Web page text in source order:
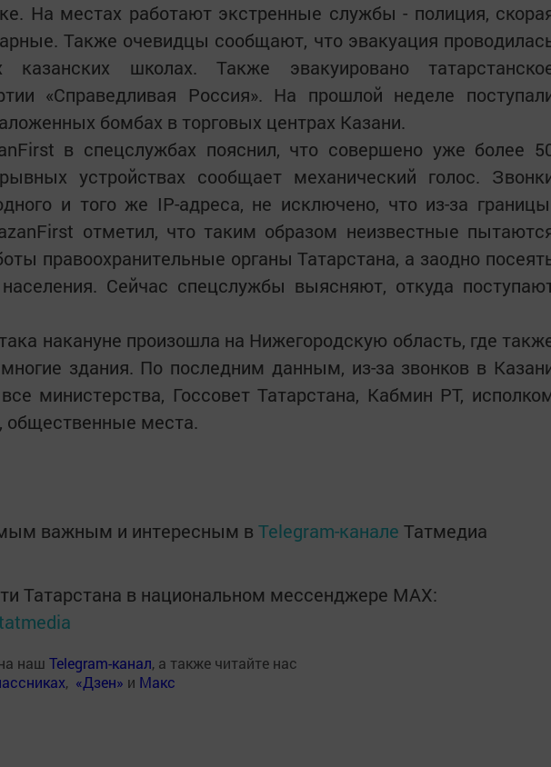
На местах работают экстренные службы - полиция,
Также очевидцы сообщают, что эвакуация
казанских школах. Также эвакуировано
«Справедливая Россия». На прошлой неделе
бомбах в торговых центрах Казани.
в спецслужбах пояснил, что совершено уже более
устройствах сообщает механический голос.
и того же IP-адреса, не исключено, что из-за
отметил, что таким образом неизвестные
правоохранительные органы Татарстана, а заодно
Сейчас спецслужбы выясняют, откуда
накануне произошла на Нижегородскую область, где
здания. По последним данным, из-за звонков в
министерства, Госсовет Татарстана, Кабмин РТ,
общественные места.
важным и интересным в Telegram-канале Татмедиа
Татарстана в национальном мессенджере MАХ:
наш Telegram-канал, а также читайте нас
, «Дзен» и Макс